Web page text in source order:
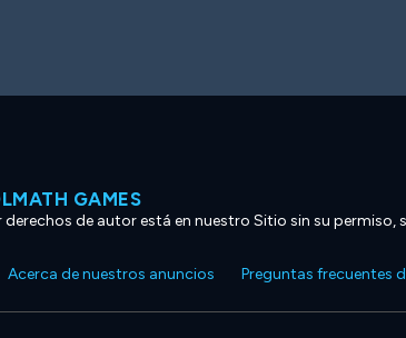
GAMES
de autor está en nuestro Sitio sin su permiso,
Acerca de nuestros anuncios Preguntas frecuentes